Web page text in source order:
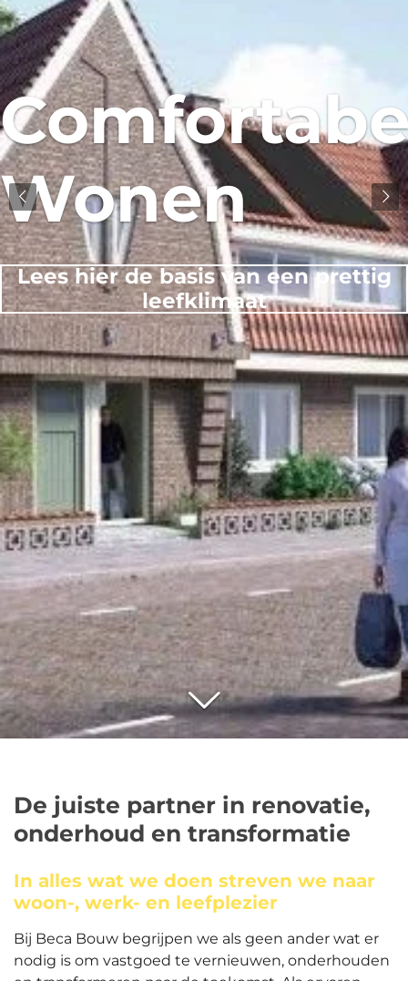
Wonen
Lees hier de basis van een prettig
leefklimaat
De juiste partner in renovatie,
onderhoud en transformatie
In alles wat we doen streven we naar
woon-, werk- en leefplezier
Bij Beca Bouw begrijpen we als geen ander wat er
nodig is om vastgoed te vernieuwen, onderhouden